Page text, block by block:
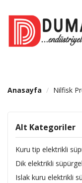
Anasayfa Nilfisk
Alt Kategoriler
Kuru tip elektrikli
Dik elektrikli
Islak kuru elektrikli